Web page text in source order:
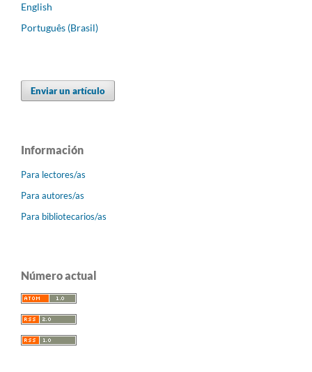
English
Português (Brasil)
Enviar un artículo
Información
Para lectores/as
Para autores/as
Para bibliotecarios/as
Número actual